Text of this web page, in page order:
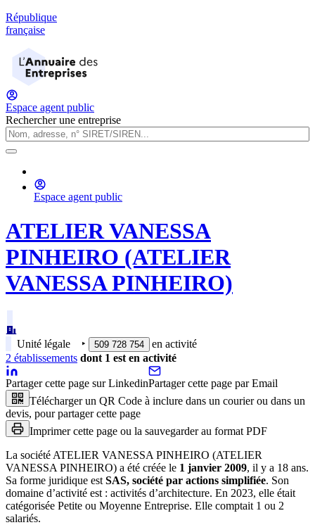
République
française
Espace agent public
Rechercher une entreprise
Espace agent public
ATELIER VANESSA
PINHEIRO (ATELIER
VANESSA PINHEIRO)
Unité légale ‣ 509 728 754
en activité
2 établissements dont 1 est en activité
Partager cette page sur LinkedinPartager cette page par Email
Télécharger un QR Code à inclure dans un courier ou dans un
devis, pour partager cette page
Imprimer cette page ou la sauvegarder au format PDF
La société ATELIER VANESSA PINHEIRO (ATELIER
VANESSA PINHEIRO) a été créée le 1 janvier 2009, il y a 18 ans.
Sa forme juridique est SAS, société par actions simplifiée. Son
domaine d’activité est : activités d’architecture. En 2023, elle était
catégorisée Petite ou Moyenne Entreprise. Elle comptait 1 ou 2
salariés.